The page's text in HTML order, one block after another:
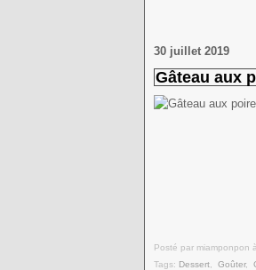
30 juillet 2019
Gâteau aux
Posté par miamponpon
Tags: Dessert Goûter,